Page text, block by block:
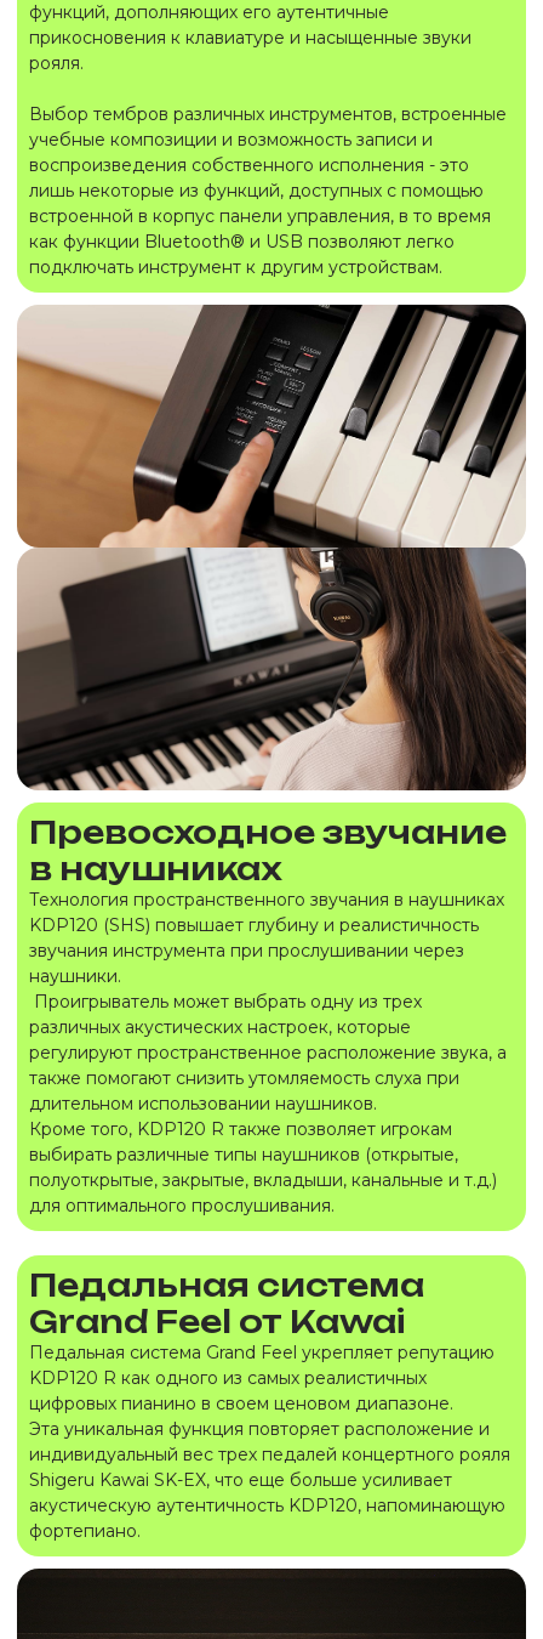
функций, дополняющих его аутентичные
прикосновения к клавиатуре и насыщенные звуки
рояля.
Выбор тембров различных инструментов, встроенные
учебные композиции и возможность записи и
воспроизведения собственного исполнения - это
лишь некоторые из функций, доступных с помощью
встроенной в корпус панели управления, в то время
как функции Bluetooth® и USB позволяют легко
подключать инструмент к другим устройствам.
Превосходное звучание
в наушниках
Технология пространственного звучания в наушниках
KDP120 (SHS) повышает глубину и реалистичность
звучания инструмента при прослушивании через
наушники.
Проигрыватель может выбрать одну из трех
различных акустических настроек, которые
регулируют пространственное расположение звука, а
также помогают снизить утомляемость слуха при
длительном использовании наушников.
Кроме того, KDP120 R также позволяет игрокам
выбирать различные типы наушников (открытые,
полуоткрытые, закрытые, вкладыши, канальные и т.д.)
для оптимального прослушивания.
Педальная система
Grand Feel от Kawai
Педальная система Grand Feel укрепляет репутацию
KDP120 R как одного из самых реалистичных
цифровых пианино в своем ценовом диапазоне.
Эта уникальная функция повторяет расположение и
индивидуальный вес трех педалей концертного рояля
Shigeru Kawai SK-EX, что еще больше усиливает
акустическую аутентичность KDP120, напоминающую
фортепиано.